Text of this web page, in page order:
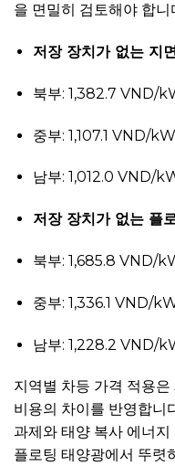
을 면밀히 검토해야 합니
저장 장치가 없는 지
북부: 1,382.7 VND/
중부: 1,107.1 VND/
남부: 1,012.0 VND/
저장 장치가 없는 플
북부: 1,685.8 VND/
중부: 1,336.1 VND/
남부: 1,228.2 VND/
지역별 차등 가격 적용
비용의 차이를 반영합니
과제와 태양 복사 에너
플로팅 태양광에서 뚜렷